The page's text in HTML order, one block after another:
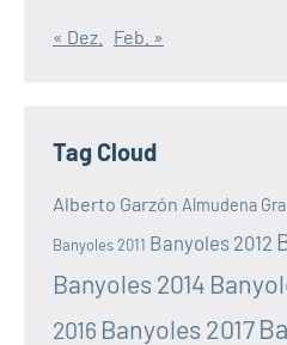
« Dez. Feb. »
Tag Cloud
Alberto Garzón Almudena
Banyoles 2011 Banyoles 2012
Banyoles 2014
2016 Banyoles 2017